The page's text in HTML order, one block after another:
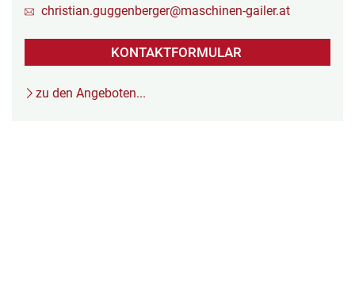
christian.guggenberger@maschinen-gailer.at
KONTAKTFORMULAR
zu den Angeboten...